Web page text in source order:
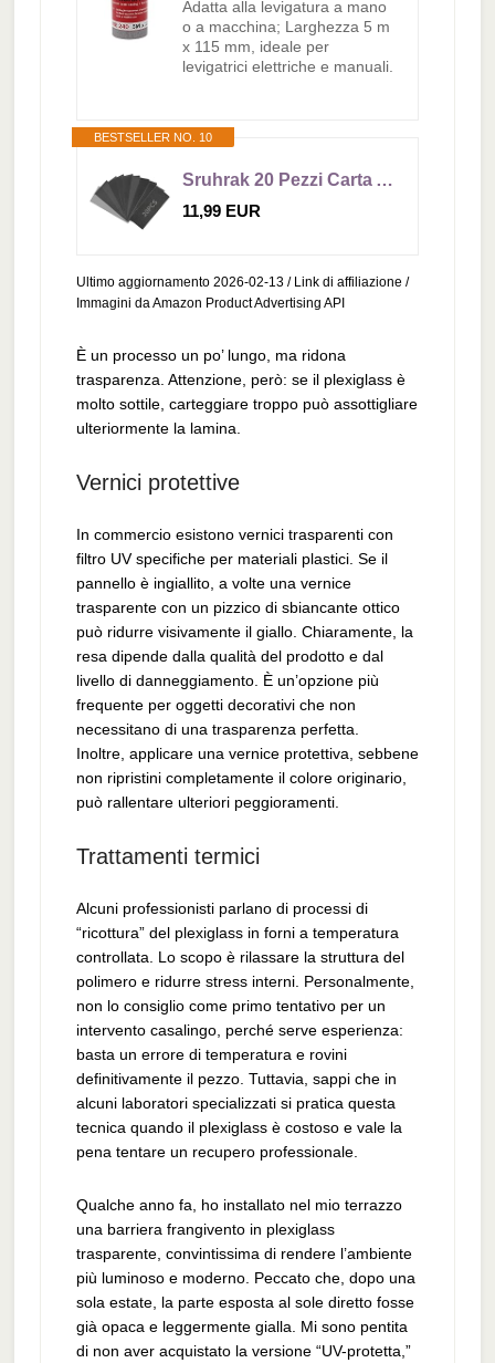
Adatta alla levigatura a mano
o a macchina; Larghezza 5 m
x 115 mm, ideale per
levigatrici elettriche e manuali.
BESTSELLER NO. 10
Sruhrak 20 Pezzi Carta Abrasiva 93x230mm Impermeabile Carta Vetrata Grana 120/180/240/320/400/600/800/1000/2000/3000 Levigatura per Finiture di Legno, Metallo, Auto e Plastica
11,99 EUR
Ultimo aggiornamento 2026-02-13 / Link di affiliazione /
Immagini da Amazon Product Advertising API
È un processo un po’ lungo, ma ridona
trasparenza. Attenzione, però: se il plexiglass è
molto sottile, carteggiare troppo può assottigliare
ulteriormente la lamina.
Vernici protettive
In commercio esistono vernici trasparenti con
filtro UV specifiche per materiali plastici. Se il
pannello è ingiallito, a volte una vernice
trasparente con un pizzico di sbiancante ottico
può ridurre visivamente il giallo. Chiaramente, la
resa dipende dalla qualità del prodotto e dal
livello di danneggiamento. È un’opzione più
frequente per oggetti decorativi che non
necessitano di una trasparenza perfetta.
Inoltre, applicare una vernice protettiva, sebbene
non ripristini completamente il colore originario,
può rallentare ulteriori peggioramenti.
Trattamenti termici
Alcuni professionisti parlano di processi di
“ricottura” del plexiglass in forni a temperatura
controllata. Lo scopo è rilassare la struttura del
polimero e ridurre stress interni. Personalmente,
non lo consiglio come primo tentativo per un
intervento casalingo, perché serve esperienza:
basta un errore di temperatura e rovini
definitivamente il pezzo. Tuttavia, sappi che in
alcuni laboratori specializzati si pratica questa
tecnica quando il plexiglass è costoso e vale la
pena tentare un recupero professionale.
Qualche anno fa, ho installato nel mio terrazzo
una barriera frangivento in plexiglass
trasparente, convintissima di rendere l’ambiente
più luminoso e moderno. Peccato che, dopo una
sola estate, la parte esposta al sole diretto fosse
già opaca e leggermente gialla. Mi sono pentita
di non aver acquistato la versione “UV-protetta,”